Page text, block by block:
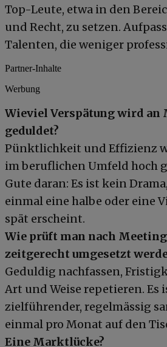
Top-Leute, etwa in den
und Recht, zu setzen.
Talenten, die weniger
Partner-Inhalte
Werbung
Wieviel Verspätung wird an
geduldet?
Pünktlichkeit und Effizienz
im beruflichen Umfeld hoch
Gute daran: Es ist kein
einmal eine halbe oder eine
spät erscheint.
Wie prüft man nach
zeitgerecht umgesetzt
Geduldig nachfassen,
Art und Weise repetieren. Es
zielführender, regelmässig
einmal pro Monat auf den
Eine Marktlücke?